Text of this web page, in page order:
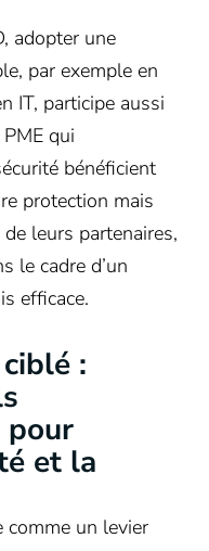
adopter une
par exemple en
IT, participe aussi
qui
bénéficient
protection mais
leurs partenaires,
le cadre d’un
efficace.
:
pour
et la
comme un levier